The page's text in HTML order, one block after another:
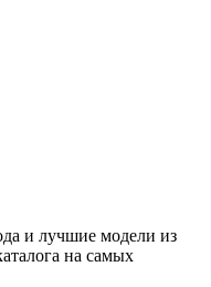
и лучшие модели из
на самых